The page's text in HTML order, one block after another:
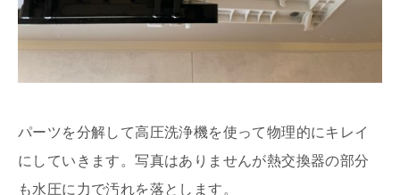
パーツを分解して高圧洗浄機を使って物理的にキレイ
にしていきます。写真はありませんが熱交換器の部分
も水圧に力で汚れを落とします。